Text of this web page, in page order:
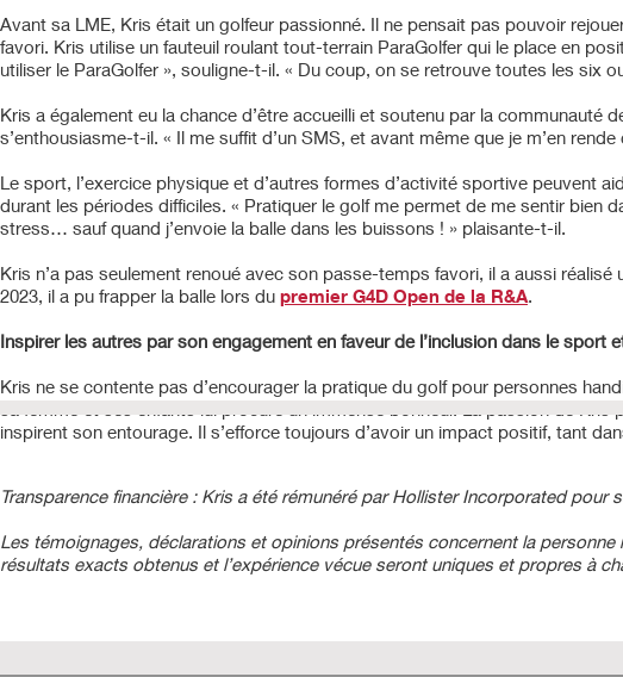
Avant sa LME, Kris était un golfeur passionné. Il ne pensait pas pouvoir
favori. Kris utilise un fauteuil roulant tout-terrain ParaGolfer qui le place en
utiliser le ParaGolfer », souligne-t-il. « Du coup, on se retrouve toutes les six
Kris a également eu la chance d’être accueilli et soutenu par la
s’enthousiasme-t-il. « Il me suffit d’un SMS, et avant même que je m’en
Le sport, l’exercice physique et d’autres formes d’activité sportive peuvent
durant les périodes difficiles. « Pratiquer le golf me permet de me sentir bien
stress… sauf quand j’envoie la balle dans les buissons ! » plaisante-t-il.
Kris n’a pas seulement renoué avec son passe-temps favori, il a aussi
2023, il a pu frapper la balle lors du premier G4D Open de la R&A.
Inspirer les autres par son engagement en faveur de l’inclusion dans le sport
Kris ne se contente pas d’encourager la pratique du golf pour personnes
inspirent son entourage. Il s’efforce toujours d’avoir un impact positif, tant
Transparence financière : Kris a été rémunéré par Hollister Incorporated pour
Les témoignages, déclarations et opinions présentés concernent la
résultats exacts obtenus et l’expérience vécue seront uniques et propres à